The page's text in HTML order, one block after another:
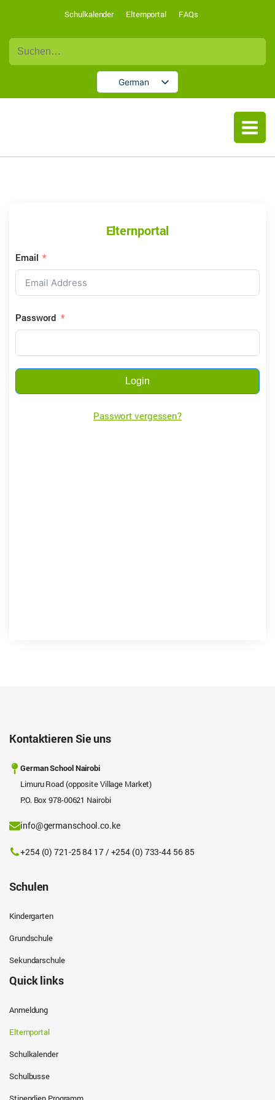
Schulkalender Elternportal FAQs
Suche
nach:
German
Elternportal
Email
Password
Login
Passwort vergessen?
Kontaktieren Sie uns
German School Nairobi
Limuru Road (opposite Village Market)
P.O. Box 978-00621 Nairobi
info@germanschool.co.ke
+254 (0) 721-25 84 17 / +254 (0) 733-44 56 85
Schulen
Kindergarten
Grundschule
Sekundarschule
Quick links
Anmeldung
Elternportal
Schulkalender
Schulbusse